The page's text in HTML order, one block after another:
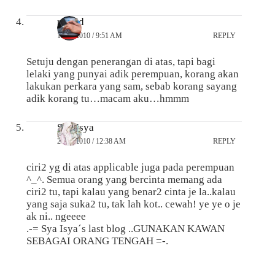
rashid
13/06/2010 / 9:51 AM REPLY
Setuju dengan penerangan di atas, tapi bagi
lelaki yang punyai adik perempuan, korang akan
lakukan perkara yang sam, sebab korang sayang
adik korang tu…macam aku…hmmm
Sya Isya
26/02/2010 / 12:38 AM REPLY
ciri2 yg di atas applicable juga pada perempuan
^_^. Semua orang yang bercinta memang ada
ciri2 tu, tapi kalau yang benar2 cinta je la..kalau
yang saja suka2 tu, tak lah kot.. cewah! ye ye o je
ak ni.. ngeeee
.-= Sya Isya´s last blog ..GUNAKAN KAWAN
SEBAGAI ORANG TENGAH =-.